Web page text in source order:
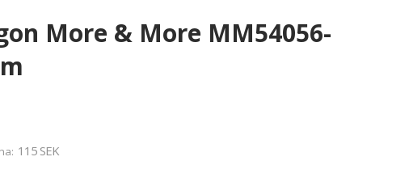
More & More MM54056-
115 SEK